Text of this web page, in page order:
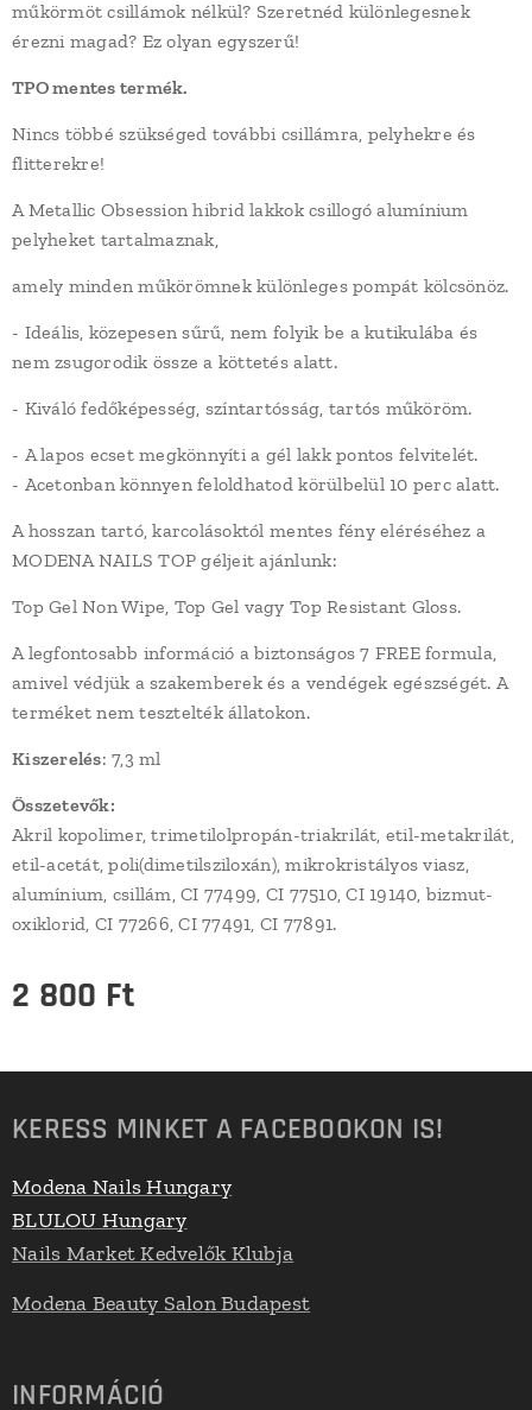
műkörmöt csillámok nélkül? Szeretnéd különlegesnek
érezni magad? Ez olyan egyszerű!
TPO mentes termék.
Nincs többé szükséged további csillámra, pelyhekre és
flitterekre!
A Metallic Obsession hibrid lakkok csillogó alumínium
pelyheket tartalmaznak,
amely minden műkörömnek különleges pompát kölcsönöz.
- Ideális, közepesen sűrű, nem folyik be a kutikulába és
nem zsugorodik össze a köttetés alatt.
- Kiváló fedőképesség, színtartósság, tartós műköröm.
- A lapos ecset megkönnyíti a gél lakk pontos felvitelét.
- Acetonban könnyen feloldhatod körülbelül 10 perc alatt.
A hosszan tartó, karcolásoktól mentes fény eléréséhez a
MODENA NAILS TOP géljeit ajánlunk:
Top Gel Non Wipe, Top Gel vagy Top Resistant Gloss.
A legfontosabb információ a biztonságos 7 FREE formula,
amivel védjük a szakemberek és a vendégek egészségét. A
terméket nem tesztelték állatokon.
Kiszerelés: 7,3 ml
Összetevők:
Akril kopolimer, trimetilolpropán-triakrilát, etil-metakrilát,
etil-acetát, poli(dimetilsziloxán), mikrokristályos viasz,
alumínium, csillám, CI 77499, CI 77510, CI 19140, bizmut-
oxiklorid, CI 77266, CI 77491, CI 77891.
2 800 Ft
KERESS MINKET A FACEBOOKON IS!
Modena Nails Hungary
BLULOU Hungary
Nails Market Kedvelők Klubja
Modena Beauty Salon Budapest
INFORMÁCIÓ